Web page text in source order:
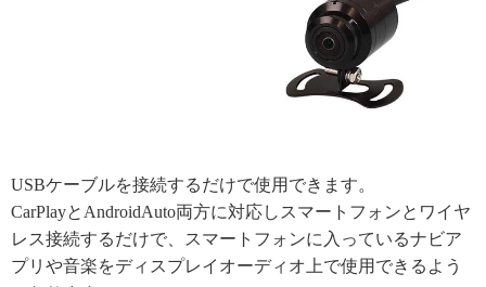
USBケーブルを接続するだけで使用できます。
CarPlayとAndroidAuto両方に対応しスマートフォンとワイヤ
レス接続するだけで、スマートフォンに入っているナビア
プリや音楽をディスプレイオーディオ上で使用できるよう